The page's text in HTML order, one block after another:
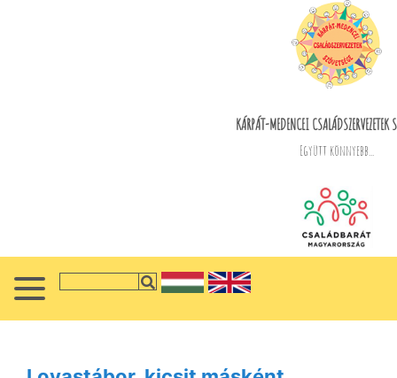
KÁRPÁT-MEDENCEI CSALÁDSZERVEZETEK
Együtt könnyebb...